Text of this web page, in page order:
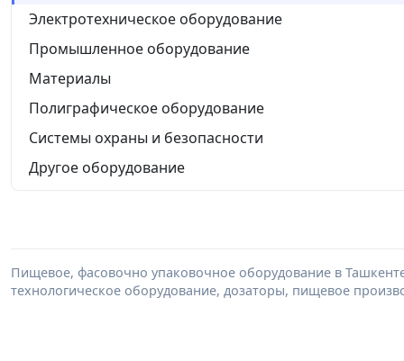
Электротехническое оборудование
Промышленное оборудование
Материалы
Полиграфическое оборудование
Системы охраны и безопасности
Другое оборудование
Пищевое, фасовочно упаковочное оборудование в
технологическое оборудование, дозаторы, пищевое